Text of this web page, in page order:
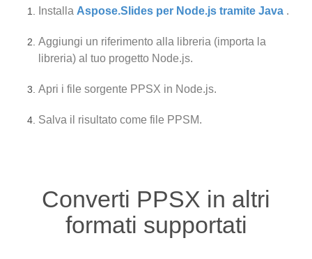
Installa Aspose.Slides per Node.js tramite Java .
Aggiungi un riferimento alla libreria (importa la
libreria) al tuo progetto Node.js.
Apri i file sorgente PPSX in Node.js.
Salva il risultato come file PPSM.
Converti PPSX in altri
formati supportati